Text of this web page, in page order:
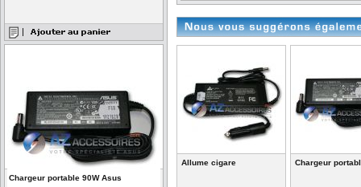
Chargeur portable 90W Asus
Allume cigare Chargeur